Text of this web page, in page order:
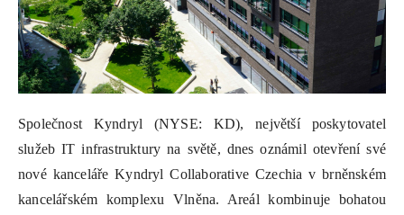
Společnost Kyndryl (NYSE: KD), největší poskytovatel
služeb IT infrastruktury na světě, dnes oznámil otevření své
nové kanceláře Kyndryl Collaborative Czechia v brněnském
kancelářském komplexu Vlněna. Areál kombinuje bohatou